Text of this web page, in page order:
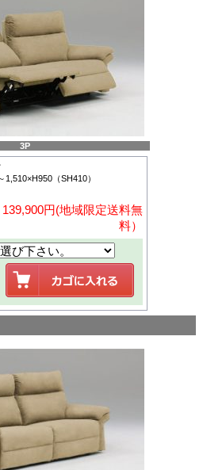
3P
（SH410）
円(地域限定送料無
料）